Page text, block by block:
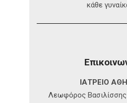
κάθε
ΙΑΤΡΕΙΟ
Λεωφόρος